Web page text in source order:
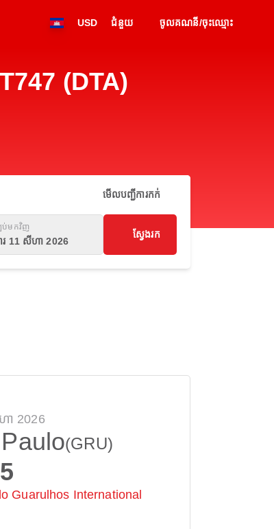
USD ជំនួយ ចូលគណនី/ចុះឈ្មោះ
(DTA)
មើលបញ្ជីការកក់
ប់មកវិញ
ារ 11 សីហា 2026
ស្វែងរក
ា 2026
(GRU)
Guarulhos International